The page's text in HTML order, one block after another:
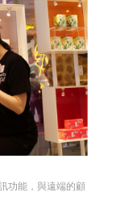
功能，與遠端的顧